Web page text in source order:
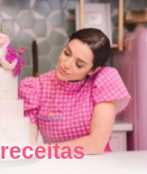
receitas